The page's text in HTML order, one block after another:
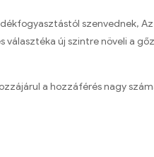
szenvednek,
új szintre növeli a
a hozzáférés nagy